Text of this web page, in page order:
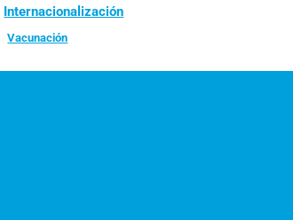
Internacionalización
Vacunación